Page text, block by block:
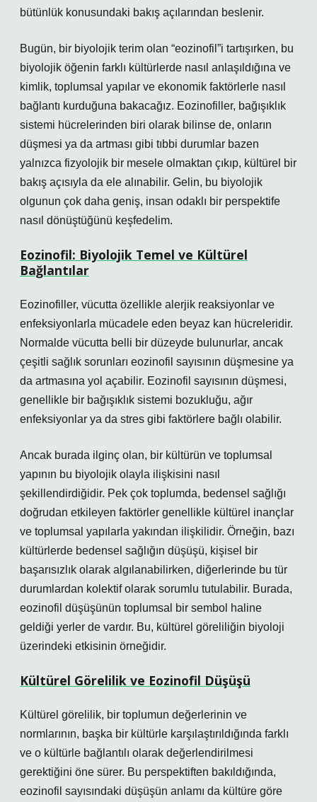
bütünlük konusundaki bakış açılarından beslenir.
Bugün, bir biyolojik terim olan “eozinofil”i tartışırken, bu
biyolojik öğenin farklı kültürlerde nasıl anlaşıldığına ve
kimlik, toplumsal yapılar ve ekonomik faktörlerle nasıl
bağlantı kurduğuna bakacağız. Eozinofiller, bağışıklık
sistemi hücrelerinden biri olarak bilinse de, onların
düşmesi ya da artması gibi tıbbi durumlar bazen
yalnızca fizyolojik bir mesele olmaktan çıkıp, kültürel bir
bakış açısıyla da ele alınabilir. Gelin, bu biyolojik
olgunun çok daha geniş, insan odaklı bir perspektife
nasıl dönüştüğünü keşfedelim.
Eozinofil: Biyolojik Temel ve Kültürel
Bağlantılar
Eozinofiller, vücutta özellikle alerjik reaksiyonlar ve
enfeksiyonlarla mücadele eden beyaz kan hücreleridir.
Normalde vücutta belli bir düzeyde bulunurlar, ancak
çeşitli sağlık sorunları eozinofil sayısının düşmesine ya
da artmasına yol açabilir. Eozinofil sayısının düşmesi,
genellikle bir bağışıklık sistemi bozukluğu, ağır
enfeksiyonlar ya da stres gibi faktörlere bağlı olabilir.
Ancak burada ilginç olan, bir kültürün ve toplumsal
yapının bu biyolojik olayla ilişkisini nasıl
şekillendirdiğidir. Pek çok toplumda, bedensel sağlığı
doğrudan etkileyen faktörler genellikle kültürel inançlar
ve toplumsal yapılarla yakından ilişkilidir. Örneğin, bazı
kültürlerde bedensel sağlığın düşüşü, kişisel bir
başarısızlık olarak algılanabilirken, diğerlerinde bu tür
durumlardan kolektif olarak sorumlu tutulabilir. Burada,
eozinofil düşüşünün toplumsal bir sembol haline
geldiği yerler de vardır. Bu, kültürel göreliliğin biyoloji
üzerindeki etkisinin örneğidir.
Kültürel Görelilik ve Eozinofil Düşüşü
Kültürel görelilik, bir toplumun değerlerinin ve
normlarının, başka bir kültürle karşılaştırıldığında farklı
ve o kültürle bağlantılı olarak değerlendirilmesi
gerektiğini öne sürer. Bu perspektiften bakıldığında,
eozinofil sayısındaki düşüşün anlamı da kültüre göre